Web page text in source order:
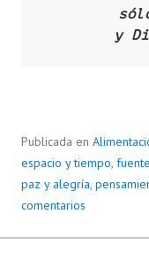
y
Publicada en
espacio y tiempo,
paz y alegría,
comentarios